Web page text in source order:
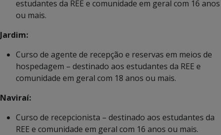
estudantes da REE e comunidade em geral com 16 anos
ou mais.
Jardim:
Curso de agente de recepção e reservas em meios de
hospedagem – destinado aos estudantes da REE e
comunidade em geral com 18 anos ou mais.
Naviraí:
Curso de recepcionista – destinado aos estudantes da
REE e comunidade em geral com 16 anos ou mais.